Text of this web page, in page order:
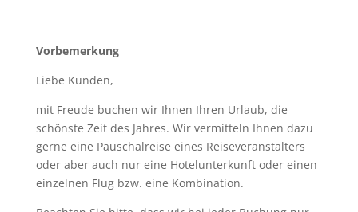
Vorbemerkung
Liebe Kunden,
mit Freude buchen wir Ihnen Ihren Urlaub, die
schönste Zeit des Jahres. Wir vermitteln Ihnen dazu
gerne eine Pauschalreise eines Reiseveranstalters
oder aber auch nur eine Hotelunterkunft oder einen
einzelnen Flug bzw. eine Kombination.